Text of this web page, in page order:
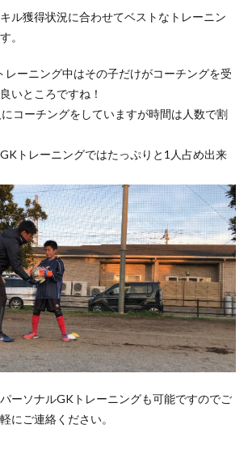
ル獲得状況に合わせてベストなトレーニン
。
レーニング中はその子だけがコーチングを受
いところですね！
コーチングをしていますが時間は人数で割
トレーニングではたっぷりと1人占め出来
ーソナルGKトレーニングも可能ですのでご
にご連絡ください。